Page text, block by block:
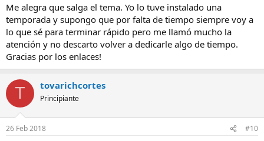
Me alegra que salga el tema. Yo lo tuve instalado una
temporada y supongo que por falta de tiempo siempre voy a
lo que sé para terminar rápido pero me llamó mucho la
atención y no descarto volver a dedicarle algo de tiempo.
Gracias por los enlaces!
T tovarichcortes
Principiante
26 Feb 2018 #10